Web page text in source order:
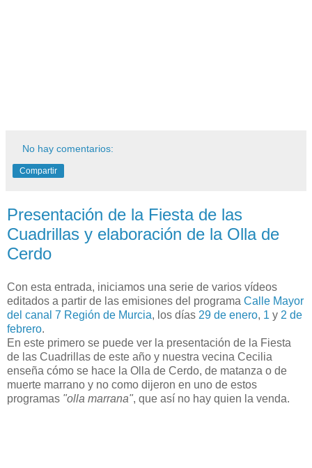
No hay comentarios:
Compartir
Presentación de la Fiesta de las
Cuadrillas y elaboración de la Olla de
Cerdo
Con esta entrada, iniciamos una serie de varios vídeos
editados a partir de las emisiones del programa Calle Mayor
del canal 7 Región de Murcia, los días 29 de enero, 1 y 2 de
febrero.
En este primero se puede ver la presentación de la Fiesta
de las Cuadrillas de este año y nuestra vecina Cecilia
enseña cómo se hace la Olla de Cerdo, de matanza o de
muerte marrano y no como dijeron en uno de estos
programas "olla marrana", que así no hay quien la venda.